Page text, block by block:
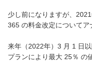
少し前になりますが、
365 の料金改定についてア
来年（2022年）3 月 1 日
プランにより最大 25％ の